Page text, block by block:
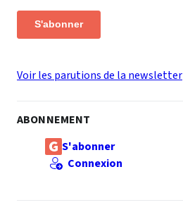
S'abonner
Voir les parutions de la newsletter
ABONNEMENT
S'abonner
Connexion